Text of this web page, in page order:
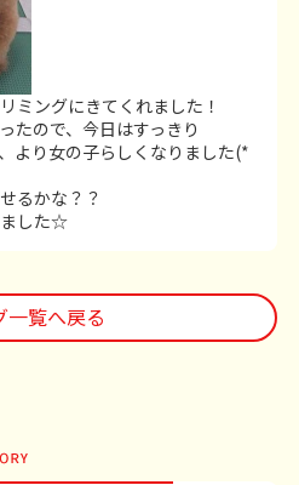
ミングにきてくれました！
たので、今日はすっきり
より女の子らしくなりました(*
るかな？？
した☆
一覧へ戻る